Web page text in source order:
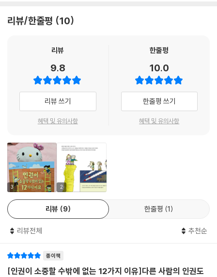
내는 친구가 있을 테고 외향적인 성격과 내향적인 성격의 친구도 있겠지
한 연령대의 구성원들을 볼 수 있지요. 피부색이 다른 구성원들도 있습니
그런데 내가 특정 능력을 가졌다고 해서 그 능력이 없는 사람을 무시해선
안 됩니다.
또 누구나 나이를 먹어 가는데 젊다고 노인을 배척해서도 안 되지요.
너무나 당연한 이야기라고요? 그런데 이 당연한 것이 제대로 지켜지지 않
방송 드라마나 언론에서도 자주 접할 수 있지요. 드라마를 보고 주인공의
편에 서서 상대 배역을 비난하고, 뉴스를 그러나 어느 부분에서 어떻게 인
권 침해가 되는지 알려주는 곳은 찾아보기 힘듭니다.
《인권이 소중할 수밖에 없는 12가지 이유》는 쏟아지는 정보와 콘텐츠 속
에서 살아갈 아이들에게 무엇이 개인의 인권을 존중하는 데 옳고 그른 것
인지 구별할 줄 아는 안목을 키워 줍니다. 책 속에선 여성과 어린이, 노인,
받아야 할 이유를 설명합니다. 또한 결국 우리 자신에게 돌아올 환경 문제
대면하지 않고 관계가 맺어지는 인터넷 세상에서 서로의 인권을 존중하는
방법에 대해서도 이야기합니다.
리뷰/한줄평 10
리뷰
9.8
리뷰 쓰기
혜택 및 유의사항
한줄평
10.0
한줄평 쓰기
혜택 및 유의사항
3 2
리뷰 9 한줄평 1
리뷰전체 추천순
종이책
[인권이 소중할 수밖에 없는 12가지 이유]다른 사람의 인권도